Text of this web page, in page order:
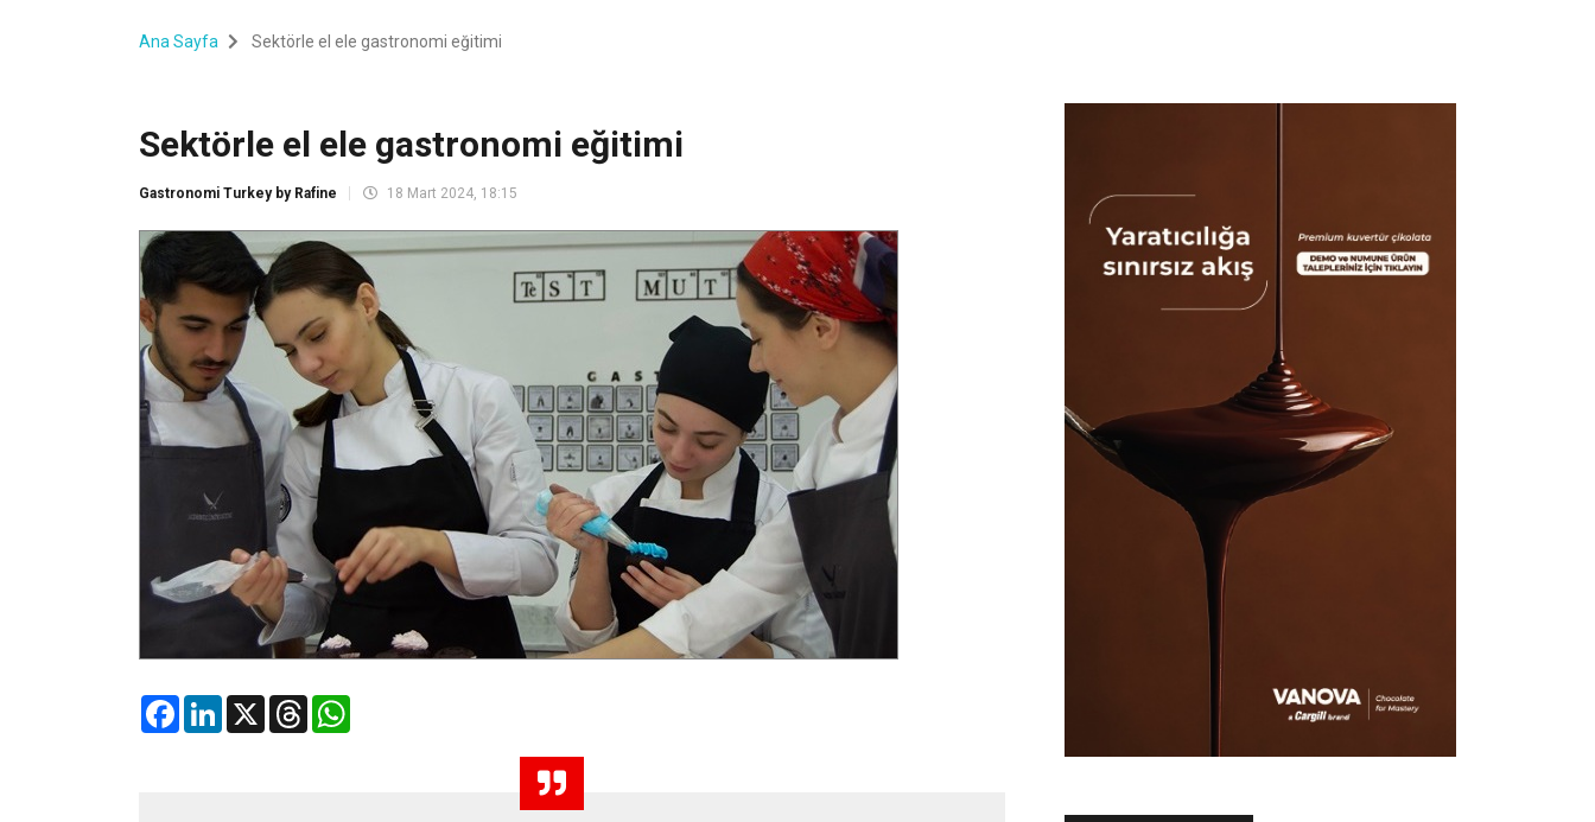
Ana Sayfa Sektörle el ele gastronomi eğitimi
Sektörle el ele gastronomi eğitimi
Gastronomi Turkey by Rafine 18 Mart 2024, 18:15
FacebookLinkedIn
X Threads